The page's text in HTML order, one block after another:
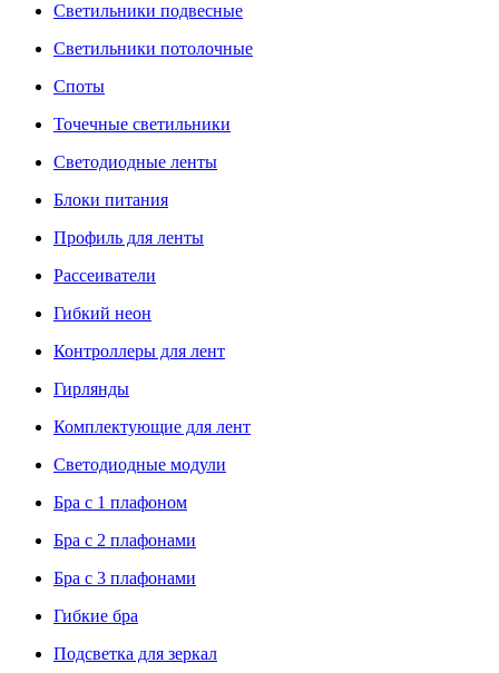
Светильники подвесные
Светильники потолочные
Споты
Точечные светильники
Светодиодные ленты
Блоки питания
Профиль для ленты
Рассеиватели
Гибкий неон
Контроллеры для лент
Гирлянды
Комплектующие для лент
Светодиодные модули
Бра с 1 плафоном
Бра с 2 плафонами
Бра с 3 плафонами
Гибкие бра
Подсветка для зеркал